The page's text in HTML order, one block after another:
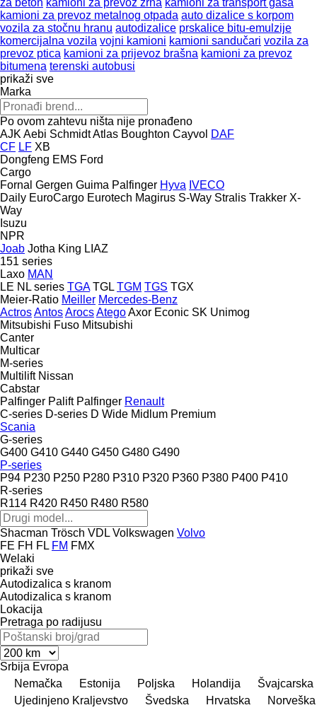
kamioni za prevoz metalnog otpada auto dizalice s korpom
vozila za stočnu hranu autodizalice prskalice bitu-emulzije
komercijalna vozila vojni kamioni kamioni sandučari vozila za
prevoz ptica kamioni za prijevoz brašna kamioni za prevoz
bitumena terenski autobusi
prikaži sve
Marka
Po ovom zahtevu ništa nije pronađeno
AJK Aebi SchmidtAtlas Boughton Cayvol DAF
CF LF XB
Dongfeng EMS Ford
Cargo
Fornal Gergen Guima Palfinger Hyva IVECO
Daily EuroCargo Eurotech Magirus S-Way Stralis Trakker X-
Way
Isuzu
NPR
Joab Jotha King LIAZ
151 series
Laxo MAN
LE NL series TGA TGL TGM TGS TGX
Meier-Ratio Meiller Mercedes-Benz
ActrosAntosArocsAtegoAxor Econic SK Unimog
Mitsubishi Fuso Mitsubishi
Canter
Multicar
M-series
Multilift Nissan
Cabstar
Palfinger Palift Palfinger Renault
C-series D-series D Wide Midlum Premium
Scania
G-series
G400 G410 G440 G450 G480 G490
P-series
P94 P230 P250 P280 P310 P320 P360 P380 P400 P410
R-series
R114 R420 R450 R480 R580
Shacman Trösch VDL Volkswagen Volvo
FE FH FL FM FMX
Welaki
prikaži sve
Autodizalica s kranom
Autodizalica s kranom
Lokacija
Pretraga po radijusu
Srbija Evropa
Nemačka
Estonija Poljska Holandija
Švајcarska
Ujedinjeno Kraljevstvo
Švedska Hrvatska
Norveška